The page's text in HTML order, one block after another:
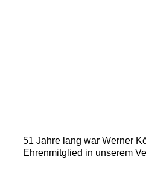
51 Jahre lang war Werner
Ehrenmitglied in unserem